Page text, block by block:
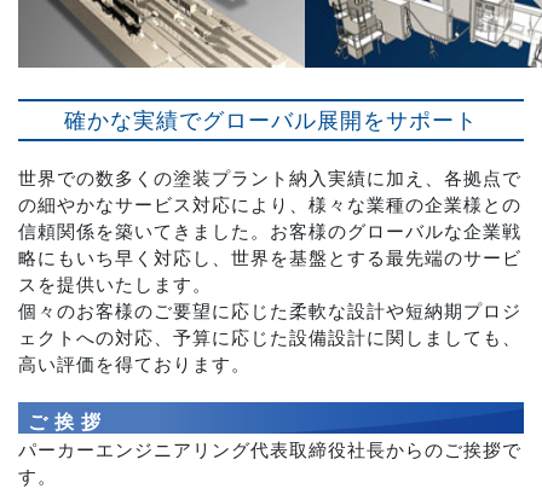
確かな実績でグローバル展開をサポート
世界での数多くの塗装プラント納入実績に加え、各拠点で
の細やかなサービス対応により、様々な業種の企業様との
信頼関係を築いてきました。お客様のグローバルな企業戦
略にもいち早く対応し、世界を基盤とする最先端のサービ
スを提供いたします。
個々のお客様のご要望に応じた柔軟な設計や短納期プロジ
ェクトへの対応、予算に応じた設備設計に関しましても、
高い評価を得ております。
ご挨拶
パーカーエンジニアリング代表取締役社長からのご挨拶で
す。